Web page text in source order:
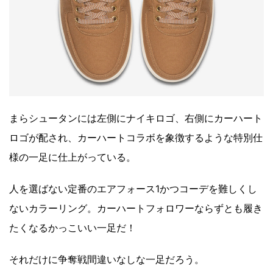
まらシュータンには左側にナイキロゴ、右側にカーハート
ロゴが配され、カーハートコラボを象徴するような特別仕
様の一足に仕上がっている。
人を選ばない定番のエアフォース1かつコーデを難しくし
ないカラーリング。カーハートフォロワーならずとも履き
たくなるかっこいい一足だ！
それだけに争奪戦間違いなしな一足だろう。